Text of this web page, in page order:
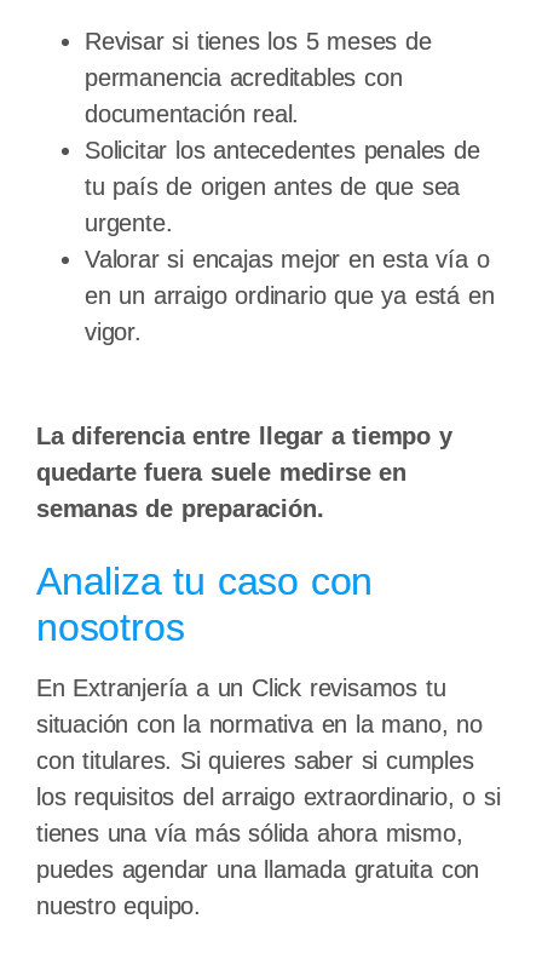
Revisar si tienes los 5 meses de
permanencia acreditables con
documentación real.
Solicitar los antecedentes penales de
tu país de origen antes de que sea
urgente.
Valorar si encajas mejor en esta vía o
en un arraigo ordinario que ya está en
vigor.
La diferencia entre llegar a tiempo y
quedarte fuera suele medirse en
semanas de preparación.
Analiza tu caso con
nosotros
En Extranjería a un Click revisamos tu
situación con la normativa en la mano, no
con titulares. Si quieres saber si cumples
los requisitos del arraigo extraordinario, o si
tienes una vía más sólida ahora mismo,
puedes agendar una llamada gratuita con
nuestro equipo.